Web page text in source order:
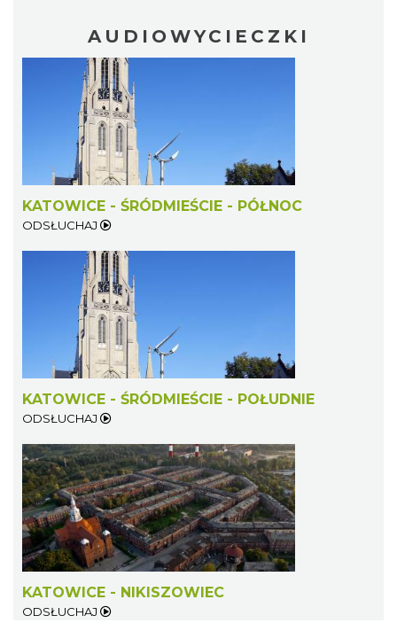
AUDIOWYCIECZKI
KATOWICE - ŚRÓDMIEŚCIE - PÓŁNOC
ODSŁUCHAJ
KATOWICE - ŚRÓDMIEŚCIE - POŁUDNIE
ODSŁUCHAJ
KATOWICE - NIKISZOWIEC
ODSŁUCHAJ